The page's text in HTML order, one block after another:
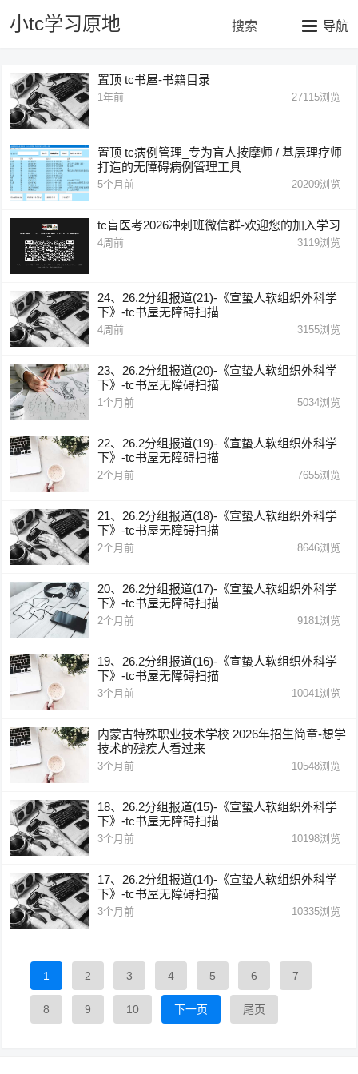
小tc学习原地 导航
搜索
置顶tc书屋-书籍目录
1年前 27115浏览
置顶tc病例管理_专为盲人按摩师 / 基层理疗师
打造的无障碍病例管理工具
5个月前 20209浏览
tc盲医考2026冲刺班微信群-欢迎您的加入学习
4周前 3119浏览
24、26.2分组报道(21)-《宣蛰人软组织外科学
下》-tc书屋无障碍扫描
4周前 3155浏览
23、26.2分组报道(20)-《宣蛰人软组织外科学
下》-tc书屋无障碍扫描
1个月前 5034浏览
22、26.2分组报道(19)-《宣蛰人软组织外科学
下》-tc书屋无障碍扫描
2个月前 7655浏览
21、26.2分组报道(18)-《宣蛰人软组织外科学
下》-tc书屋无障碍扫描
2个月前 8646浏览
20、26.2分组报道(17)-《宣蛰人软组织外科学
下》-tc书屋无障碍扫描
2个月前 9181浏览
19、26.2分组报道(16)-《宣蛰人软组织外科学
下》-tc书屋无障碍扫描
3个月前 10041浏览
内蒙古特殊职业技术学校 2026年招生简章-想学
技术的残疾人看过来
3个月前 10548浏览
18、26.2分组报道(15)-《宣蛰人软组织外科学
下》-tc书屋无障碍扫描
3个月前 10198浏览
17、26.2分组报道(14)-《宣蛰人软组织外科学
下》-tc书屋无障碍扫描
3个月前 10335浏览
1 2 3 4 5 6 7
8 9 10 下一页 尾页